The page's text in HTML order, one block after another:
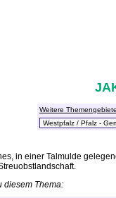
Weitere
in einer Talmulde
diesem Thema: